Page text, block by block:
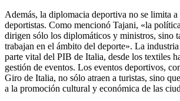
Además, la diplomacia deportiva no se limita
deportistas. Como mencionó Tajani, «la
dirigen sólo los diplomáticos y ministros, sino
trabajan en el ámbito del deporte». La
parte vital del PIB de Italia, desde los textiles
gestión de eventos. Los eventos deportivos,
Giro de Italia, no sólo atraen a turistas, sino
a la promoción cultural y económica de las